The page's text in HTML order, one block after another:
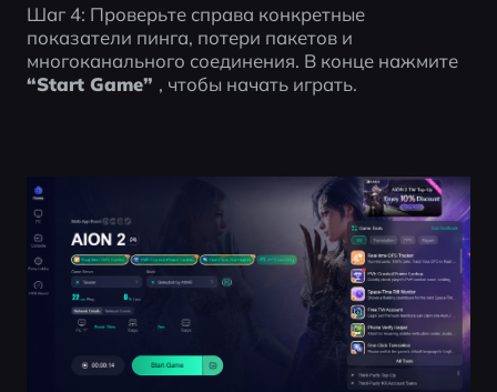
Шаг 4: Проверьте справа конкретные
показатели пинга, потери пакетов и
многоканального соединения. В конце нажмите
“Start Game” , чтобы начать играть.